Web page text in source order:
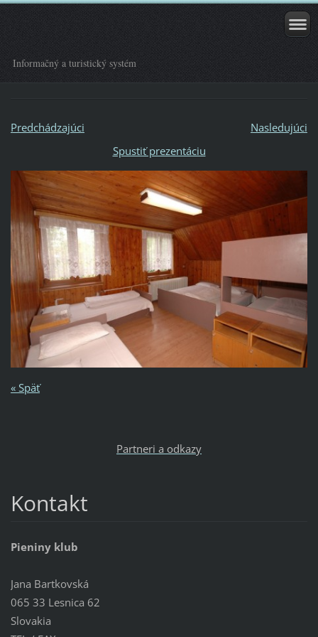
Informačný a turistický systém
Predchádzajúci
Nasledujúci
Spustiť prezentáciu
« Späť
Partneri a odkazy
Kontakt
Pieniny klub
Jana Bartkovská
065 33 Lesnica 62
Slovakia